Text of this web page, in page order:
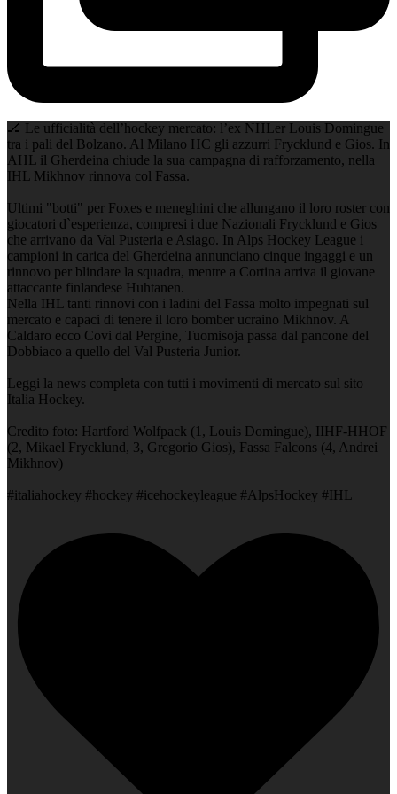
🏒 Le ufficialità dell’hockey mercato: l’ex NHLer Louis Domingue
tra i pali del Bolzano. Al Milano HC gli azzurri Frycklund e Gios. In
AHL il Gherdeina chiude la sua campagna di rafforzamento, nella
IHL Mikhnov rinnova col Fassa.
Ultimi "botti" per Foxes e meneghini che allungano il loro roster con
giocatori d`esperienza, compresi i due Nazionali Frycklund e Gios
che arrivano da Val Pusteria e Asiago. In Alps Hockey League i
campioni in carica del Gherdeina annunciano cinque ingaggi e un
rinnovo per blindare la squadra, mentre a Cortina arriva il giovane
attaccante finlandese Huhtanen.
Nella IHL tanti rinnovi con i ladini del Fassa molto impegnati sul
mercato e capaci di tenere il loro bomber ucraino Mikhnov. A
Caldaro ecco Covi dal Pergine, Tuomisoja passa dal pancone del
Dobbiaco a quello del Val Pusteria Junior.
Leggi la news completa con tutti i movimenti di mercato sul sito
Italia Hockey.
Credito foto: Hartford Wolfpack (1, Louis Domingue), IIHF-HHOF
(2, Mikael Frycklund, 3, Gregorio Gios), Fassa Falcons (4, Andrei
Mikhnov)
#italiahockey #hockey #icehockeyleague #AlpsHockey #IHL